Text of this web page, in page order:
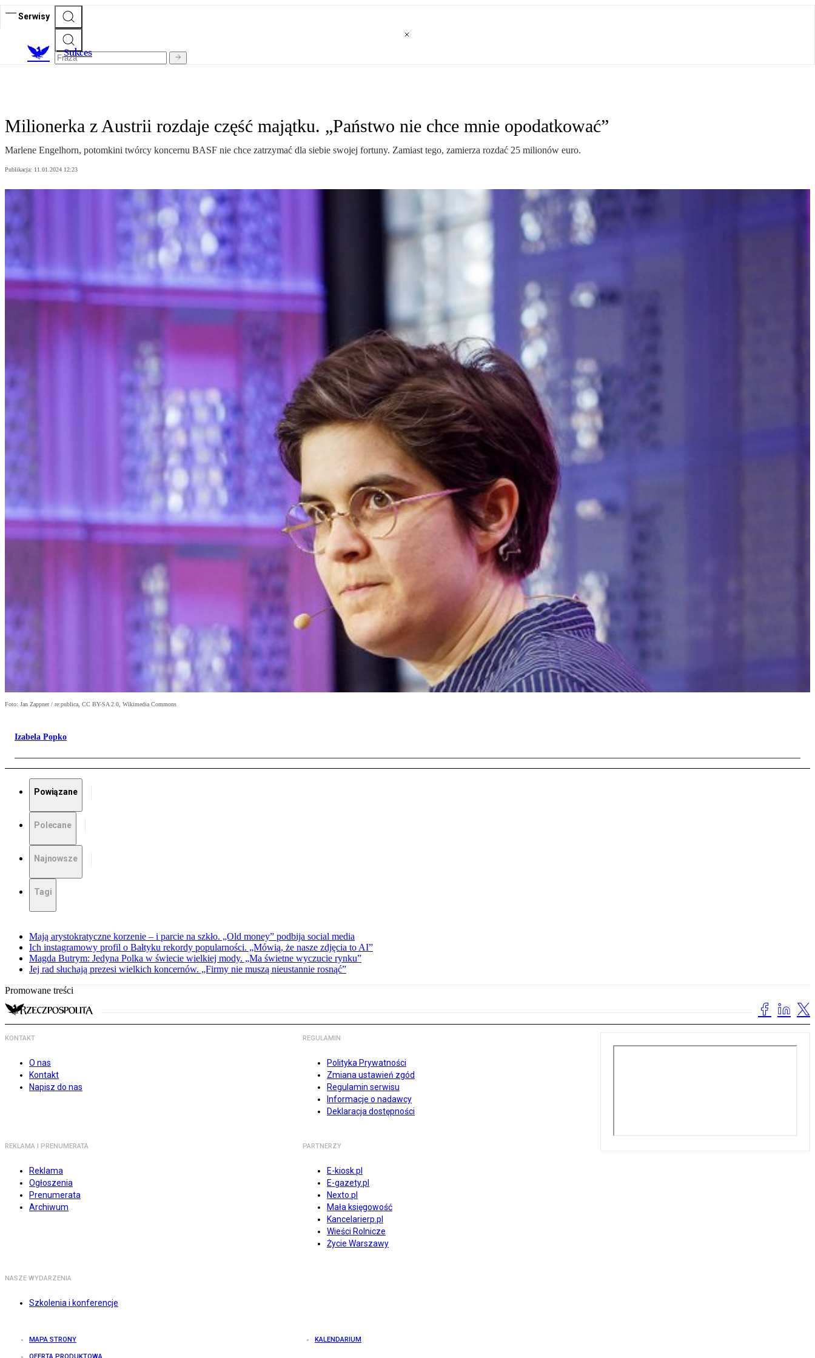
Serwisy
Sukces
Milionerka z Austrii rozdaje część majątku. „Państwo nie chce mnie opodatkować”
Marlene Engelhorn, potomkini twórcy koncernu BASF nie chce zatrzymać dla siebie swojej fortuny. Zamiast tego, zamierza rozdać 25 milionów euro.
Publikacja: 11.01.2024 12:23
Foto: Jan Zappner / re:publica, CC BY-SA 2.0, Wikimedia Commons
Izabela Popko
Powiązane
Polecane
Najnowsze
Tagi
Mają arystokratyczne korzenie – i parcie na szkło. „Old money” podbija social media
Ich instagramowy profil o Bałtyku rekordy popularności. „Mówią, że nasze zdjęcia to AI”
Magda Butrym: Jedyna Polka w świecie wielkiej mody. „Ma świetne wyczucie rynku”
Jej rad słuchają prezesi wielkich koncernów. „Firmy nie muszą nieustannie rosnąć”
Promowane treści
KONTAKT
O nas
Kontakt
Napisz do nas
REGULAMIN
Polityka Prywatności
Zmiana ustawień zgód
Regulamin serwisu
Informacje o nadawcy
Deklaracja dostępności
REKLAMA I PRENUMERATA
Reklama
Ogłoszenia
Prenumerata
Archiwum
PARTNERZY
E-kiosk.pl
E-gazety.pl
Nexto.pl
Mała księgowość
Kancelarierp.pl
Wieści Rolnicze
Życie Warszawy
NASZE WYDARZENIA
Szkolenia i konferencje
MAPA STRONY KALENDARIUM